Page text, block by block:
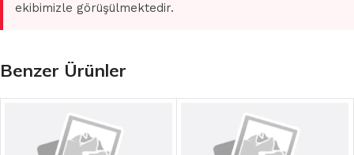
ekibimizle görüşülmektedir.
Benzer Ürünler